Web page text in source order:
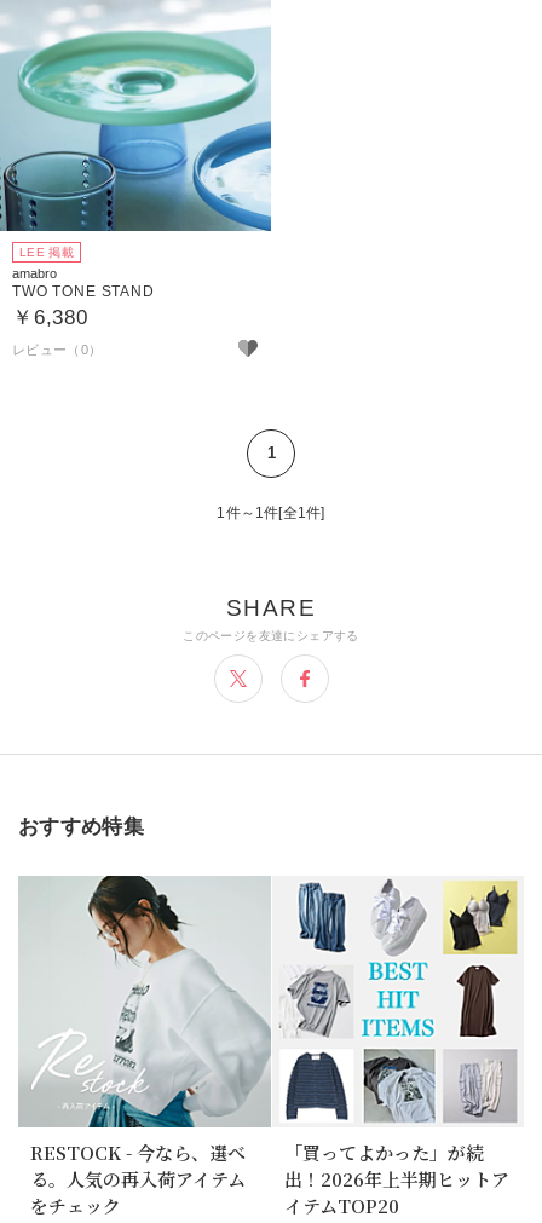
LEE 掲載
amabro
TWO TONE STAND
￥6,380
1
1件～1件[全1件]
おすすめ特集
RESTOCK - 今なら、選べ
る。人気の再入荷アイテム
をチェック
「買ってよかった」が続
出！2026年上半期ヒットア
イテムTOP20